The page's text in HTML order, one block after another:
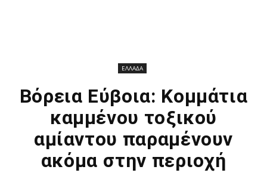
ΕΛΛΑΔΑ
Βόρεια Εύβοια: Κομμάτια
καμμένου τοξικού
αμίαντου παραμένουν
ακόμα στην περιοχή